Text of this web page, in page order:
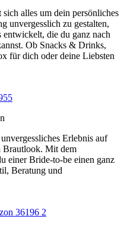
alles um dein persönliches
unvergesslich zu gestalten,
die du ganz nach
Ob Snacks & Drinks,
für dich oder deine Liebsten
Erlebnis auf
Brautlook. Mit dem
einer Bride-to-be einen ganz
Beratung und